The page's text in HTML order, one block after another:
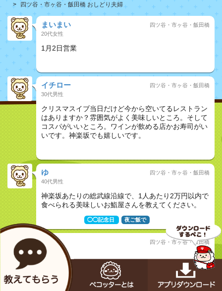
四ツ谷・市ヶ谷・飯田橋 おしどり夫婦
まいまい
20代女性
四ツ谷・市ヶ谷・飯田橋
1月2日営業
イチロー
30代男性
四ツ谷・市ヶ谷・飯田橋
クリスマスイブ当日だけど今から空いてるレストラン
はありますか？雰囲気がよく美味しいところ。そして
コスパがいいところ。ワインが飲める店かお寿司がい
いです。神楽坂でも嬉しいです。
ゆ
40代男性
四ツ谷・市ヶ谷・飯田橋
神楽坂あたりの総武線沿線で、1人あたり2万円以内で
食べられる美味しいお鮨屋さんを教えてください。
◯◯記念日 夜ご飯で
しほ
30代女性
四ツ谷・市ヶ谷・飯田橋
神楽坂でワインが美味しくてガヤガヤしすぎてないお
店を知りたいです♡ ♡ワイン種類が多ければ和食でも
洋食でもジャンルは問いません。